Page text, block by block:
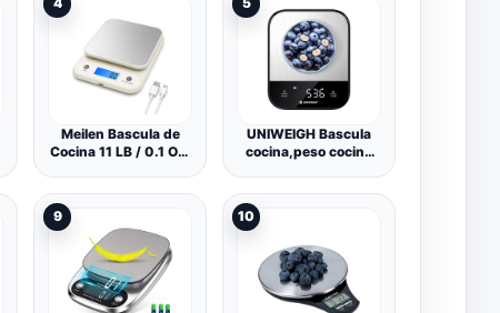
Meilen Bascula de
Cocina 11 LB / 0.1 OZ,
Cocina para Cocinar y
Hornear, Batería de
Litio Integrada de
300 mAh, Carga Tipo
C Recargable, Blanco
UNIWEIGH Bascula
cocina,peso cocina
alimentos,hornear,co
cinar,balanza de
unidades de
pesaje/Pantalla
LED/Función de
9 10